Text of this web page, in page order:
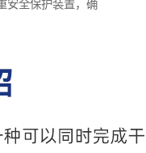
安全保护装置，确